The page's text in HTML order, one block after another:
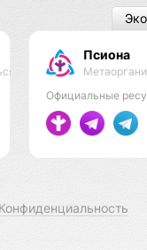
Псиона
Официальные
Конфиденциальность